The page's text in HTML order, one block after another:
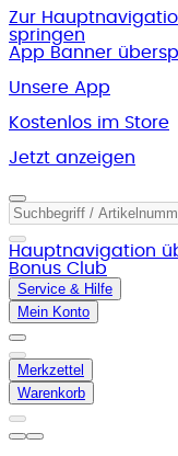
Zur
springen
App Banner
Unsere App
Kostenlos im Store
Jetzt anzeigen
Hauptnavigation
Bonus Club
Service & Hilfe
Mein Konto
Merkzettel
Warenkorb